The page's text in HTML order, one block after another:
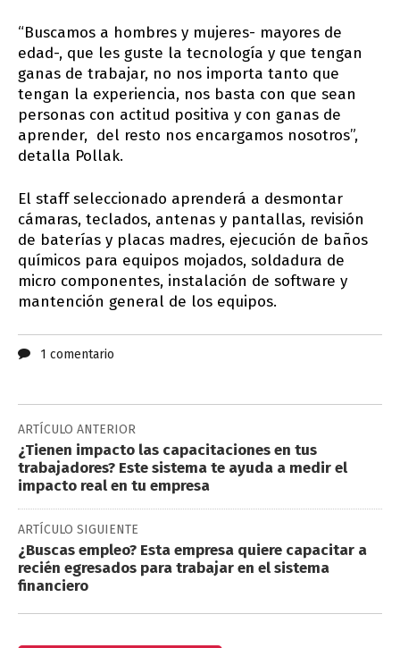
“Buscamos a hombres y mujeres- mayores de
edad-, que les guste la tecnología y que tengan
ganas de trabajar, no nos importa tanto que
tengan la experiencia, nos basta con que sean
personas con actitud positiva y con ganas de
aprender, del resto nos encargamos nosotros”,
detalla Pollak.
El staff seleccionado aprenderá a desmontar
cámaras, teclados, antenas y pantallas, revisión
de baterías y placas madres, ejecución de baños
químicos para equipos mojados, soldadura de
micro componentes, instalación de software y
mantención general de los equipos.
1 comentario
ARTÍCULO ANTERIOR
¿Tienen impacto las capacitaciones en tus
trabajadores? Este sistema te ayuda a medir el
impacto real en tu empresa
ARTÍCULO SIGUIENTE
¿Buscas empleo? Esta empresa quiere capacitar a
recién egresados para trabajar en el sistema
financiero